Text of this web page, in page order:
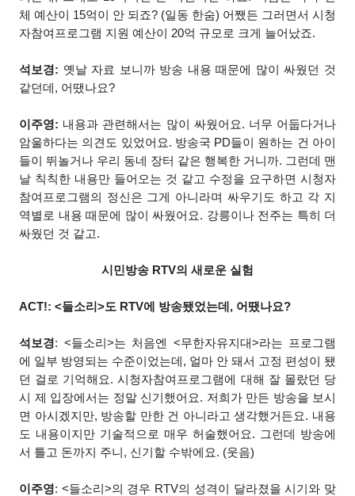
체 예산이 15억이 안 되죠? (일동 한숨) 어쨌든 그러면서 시청
자참여프로그램 지원 예산이 20억 규모로 크게 늘어났죠.
석보경: 옛날 자료 보니까 방송 내용 때문에 많이 싸웠던 것
같던데, 어땠나요?
이주영: 내용과 관련해서는 많이 싸웠어요. 너무 어둡다거나
암울하다는 의견도 있었어요. 방송국 PD들이 원하는 건 아이
들이 뛰놀거나 우리 동네 장터 같은 행복한 거니까. 그런데 맨
날 칙칙한 내용만 들어오는 것 같고 수정을 요구하면 시청자
참여프로그램의 정신은 그게 아니라며 싸우기도 하고 각 지
역별로 내용 때문에 많이 싸웠어요. 강릉이나 전주는 특히 더
싸웠던 것 같고.
시민방송 RTV의 새로운 실험
ACT!: <들소리>도 RTV에 방송됐었는데, 어땠나요?
석보경: <들소리>는 처음엔 <무한자유지대>라는 프로그램
에 일부 방영되는 수준이었는데, 얼마 안 돼서 고정 편성이 됐
던 걸로 기억해요. 시청자참여프로그램에 대해 잘 몰랐던 당
시 제 입장에서는 정말 신기했어요. 저희가 만든 방송을 보시
면 아시겠지만, 방송할 만한 건 아니라고 생각했거든요. 내용
도 내용이지만 기술적으로 매우 허술했어요. 그런데 방송에
서 틀고 돈까지 주니, 신기할 수밖에요. (웃음)
이주영: <들소리>의 경우 RTV의 성격이 달라졌을 시기와 맞